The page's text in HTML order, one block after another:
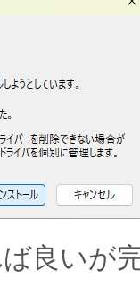
良いが